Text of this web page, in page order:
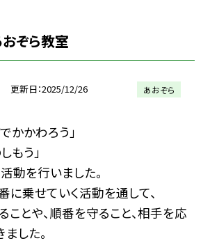
ぞら教室
更新日 2025/12/26 あおぞら
かかわろう」
もう」
動を行いました。
に乗せていく活動を通して、
とや、順番を守ること、相手を応
した。